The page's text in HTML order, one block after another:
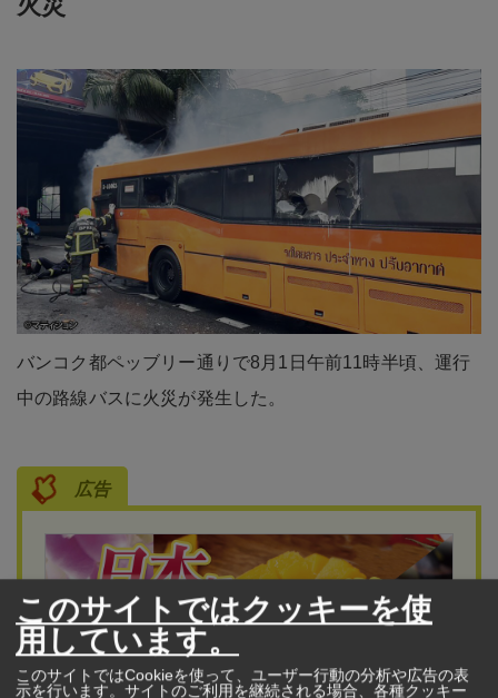
バンコク都ペッブリー通りで8月1日午前11時半頃、運行
中の路線バスに火災が発生した。
広告
このサイトではクッキーを使
用しています。
このサイトではCookieを使って、ユーザー行動の分析や広告の表
示を行います。サイトのご利用を継続される場合、各種クッキー